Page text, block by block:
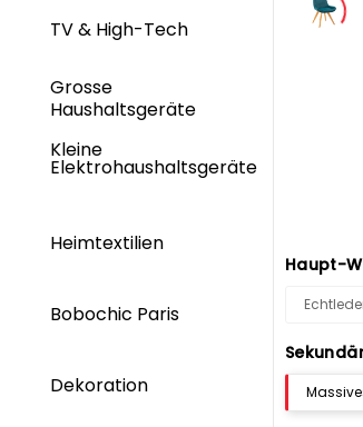
TV & High-Tech
Grosse
Haushaltsgeräte
Kleine
Elektrohaushaltsgeräte
Heimtextilien
Bobochic Paris
Dekoration
Haupt-